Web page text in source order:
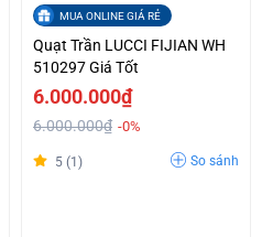
MUA ONLINE GIÁ RẺ
Quạt Trần LUCCI FIJIAN WH
510297 Giá Tốt
6.000.000₫
6.000.000₫ -0%
5 (1) So sánh